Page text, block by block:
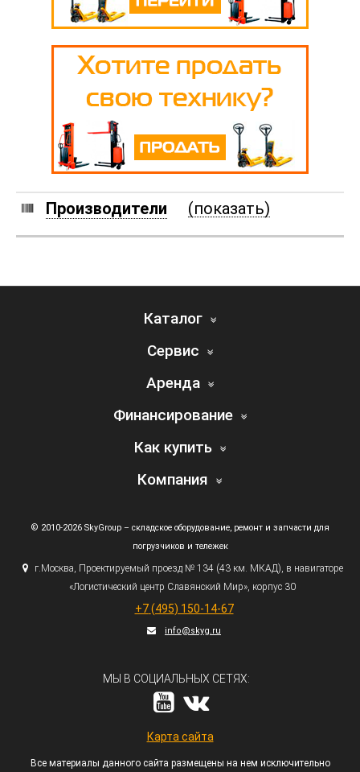
Производители (показать)
Каталог
Сервис
Аренда
Финансирование
Как купить
Компания
© 2010-2026 SkyGroup – складское оборудование, ремонт и запчасти для
погрузчиков и тележек
г. Москва, Проектируемый проезд № 134 (43км. МКАД), в навигаторе
«Логистический центр Славянский Мир», корпус 30
+7 (495) 150-14-67
info@skyg.ru
МЫ В СОЦИАЛЬНЫХ СЕТЯХ:
Карта сайта
Все материалы данного сайта размещены на нем исключительно